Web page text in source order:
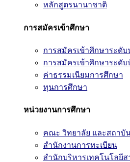
หลักสูตรนานาชาติ
การสมัครเข้าศึกษา
การสมัครเข้าศึกษาระ
การสมัครเข้าศึกษาระดั
ค่าธรรมเนียมการศึกษา
ทุนการศึกษา
หน่วยงานการศึกษา
คณะ วิทยาลัย และสถาบั
สำนักงานการทะเบียน
สำนักบริหารเทคโนโลยีส